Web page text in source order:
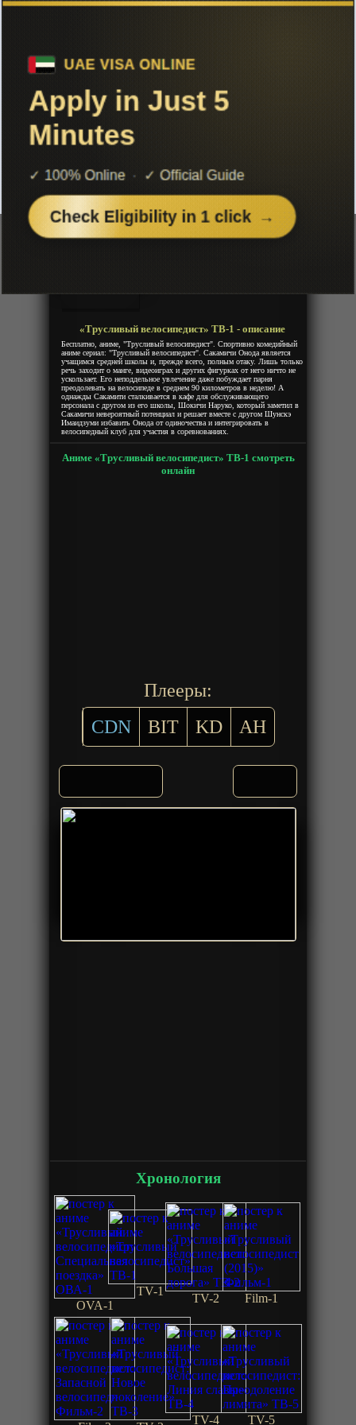
Чтобы не терять с нами связь,
подписывайся на наш
«Трусливый велосипедист» ТВ-1
Добавленно: 07 января 2020 | Серии: [38 из 38]
Год:2013
«Трусливый велосипедист» ТВ-1 - описание
Бесплатно, аниме, "Трусливый велосипедист". Спортивно комедийный
аниме сериал: "Трусливый велосипедист". Сакамичи Онода является
учащимся средней школы и, прежде всего, полным отаку. Лишь только
речь заходит о манге, видеоиграх и других фигурках от него ничто не
ускользает. Его неподдельное увлечение даже побуждает парня
преодолевать на велосипеде в среднем 90 километров в неделю! А
однажды Сакамити сталкивается в кафе для обслуживающего
персонала с другом из его школы, Шокичи Наруко, который заметил в
Сакамичи невероятный потенциал и решает вместе с другом Шунскэ
Имаидзуми избавить Онода от одиночества и интегрировать в
велосипедный клуб для участия в соревнованиях.
Аниме «Трусливый велосипедист» ТВ-1 смотреть
онлайн
Плееры:
CDN
BIT KD AH
Хронология
OVA-1
TV-1
TV-2 Film-1
TV-4 TV-5